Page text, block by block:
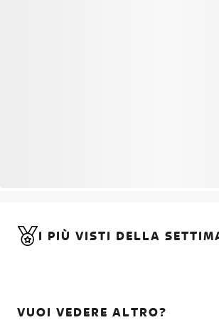
I PIÙ VISTI DELLA
VUOI VEDERE ALTRO?